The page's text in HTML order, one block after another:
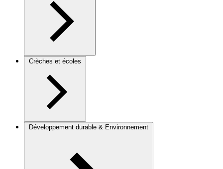
Crèches et écoles
Développement durable & Environnement